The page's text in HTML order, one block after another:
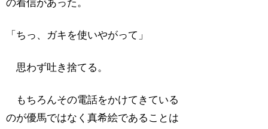
の着信があった。
「ちっ、ガキを使いやがって」
思わず吐き捨てる。
もちろんその電話をかけてきている
のが優馬ではなく真希絵であることは